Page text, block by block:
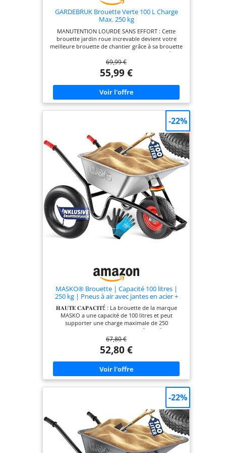
GARDEBRUK Brouette Verte 100 L Charge
Max. 250 kg
MANUTENTION LOURDE SANS EFFORT : Cette
brouette jardin roue increvable devient votre
meilleure brouette de chantier grâce à sa brouette
roue increvable et sa cuve 100 L robuste, idéale
pour gravats, bois, terre ou végétaux au
quotidien. POLYVALENCE JARDIN ET CHANTIER :
Avec cette brouette jardin 100l, vous disposez d
une brouette stable pour chaque tâche de
brouette jardin, du transport de terre aux feuilles,
grâce à la cuve résistante aux chocs et à la
maniabilité et sécurité, cette brouette jardin
transforme votre brouette de jardin en véritable
alliée tout-terrain, aussi pratique qu'une brouette
pliable pour tous vos gros travaux. CONFORT DE
ROULAGE DURABLE : Ce chariot pliable reste fluide
grâce à sa roue à chambre a air de 39 cm et son
pneu gonflable cranté, idéal pour un jardin
accidenté, les graviers ou la boue, afin de
transporter sans effort charges, outils et
matériaux. UN SEUL OUTIL, MILLE USAGES : En
complément d'un diable pliant, cette brouette
accompagne tracteur tondeuse, tondeuses et
tracteurs pour évacuer herbe, bois ou terre et
simplifier vos projets d'aménagement extérieur,
en vous faisant gagner du temps.
69,99 €
55,99 €
MASKO® Brouette | Capacité 100 litres |
250 kg | Pneus à air avec jantes en acier +
chambre à air de rechange | Châssis en acier
galvanisé | Gants
𝐇𝐀𝐔𝐓𝐄 𝐂𝐀𝐏𝐀𝐂𝐈𝐓É : La brouette de la marque
MASKO a une capacité de 100 litres et peut
supporter une charge maximale de 250
kilogrammes. Pour une conduite sûre, même sur
un terrain difficile comme le gravier et la boue, la
roue gonflée d'air de 16 pouces est dotée d'un
profil à crampons bien adhérent. Le bac se
compose d'un cadre galvanisé et de jantes en acier
peint avec revêtement en poudre. 𝐌𝐀𝐓É𝐑𝐈𝐀𝐔𝐗
𝐃𝐄 𝐇𝐀𝐔𝐓𝐄 𝐐𝐔𝐀𝐋𝐈𝐓É :Le cadre robuste en tube
de haute qualité font de cette brouette une aide
fidèle pour tout type de travail physique. Grâce
aux arceaux de basculement intégrés, la brouette
peut être vidée sans problème ou posée contre un
mur de l'abri de voiture. 𝐏𝐎𝐋𝐘𝐕𝐀𝐋𝐄𝐍𝐓𝐄 : Qu’il
s’agisse de poser des carreaux, d’enlever des
gravats ou de transporter des outils lourds, si
67,80 €
52,80 €
-22%
-22%